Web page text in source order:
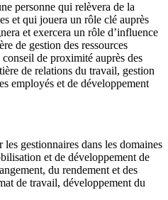
personne qui relèvera de la
et qui jouera un rôle clé auprès
et exercera un rôle d’influence
de gestion des ressources
de proximité auprès des
de relations du travail, gestion
employés et de développement
gestionnaires dans les domaines
et de développement de
du rendement et des
de travail, développement du